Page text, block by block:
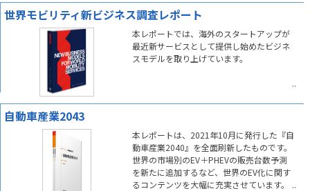
世界モビリティ新ビジネス調査レポート
本レポートでは、海外のスタートアップが
最近新サービスとして提供し始めたビジネ
スモデルを取り上げています。
自動車産業2043
本レポートは、2021年10月に発行した『自
動車産業2040』を全面刷新したものです。
世界の市場別のEV＋PHEVの販売台数予測
を新たに追加するなど、世界のEV化に関す
るコンテンツを大幅に充実させています。